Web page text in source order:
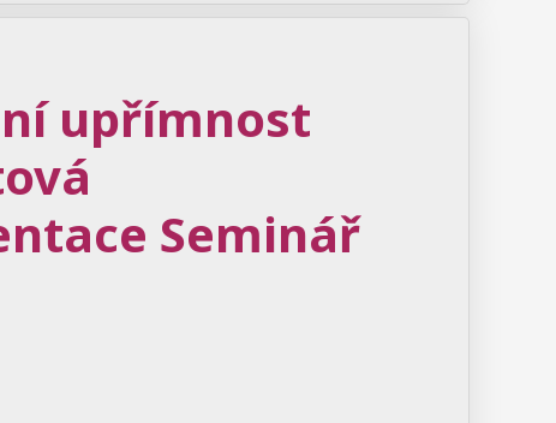
upřímnost
Seminář